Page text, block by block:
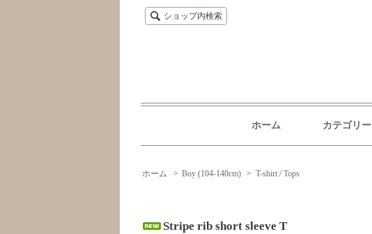
ショップ内検索
ホーム カテゴリ
ホーム > Boy (104-140cm) > T-shirt / Tops
Stripe rib short sleeve T